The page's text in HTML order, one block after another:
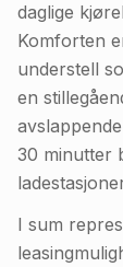
daglige
Komforten
understell
en
30 minutter
I sum